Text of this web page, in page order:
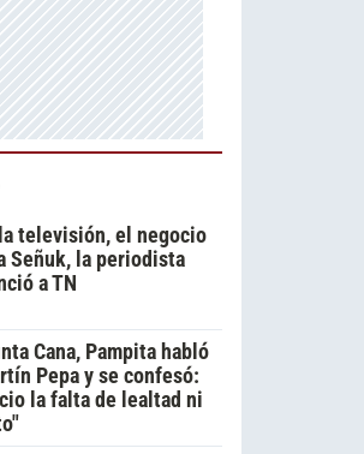
televisión, el negocio
Señuk, la periodista
a TN
Cana, Pampita habló
Pepa y se confesó:
la falta de lealtad ni